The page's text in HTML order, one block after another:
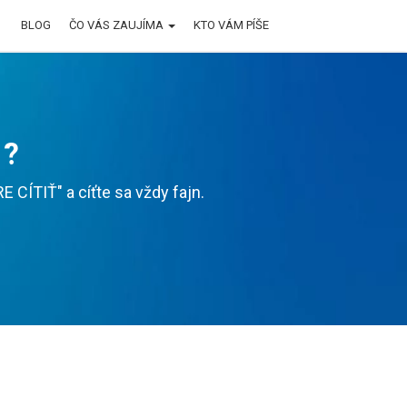
CÍTIŤ" a cíťte sa vždy fajn.
BLOG ČO VÁS ZAUJÍMA KTO VÁM PÍŠE